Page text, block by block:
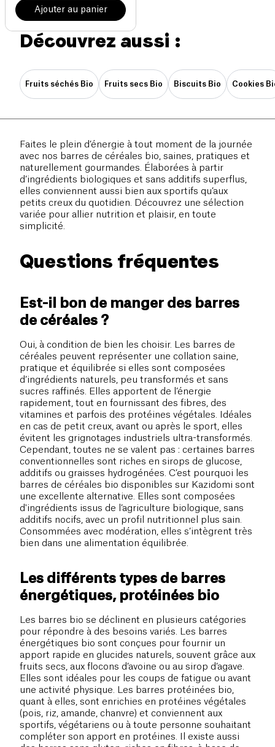
Ajouter au panier
Découvrez aussi :
Fruits séchés Bio Fruits secs Bio Biscuits Bio Cookies
Faites le plein d’énergie à tout moment de la journée
avec nos barres de céréales bio, saines, pratiques et
naturellement gourmandes. Élaborées à partir
d’ingrédients biologiques et sans additifs superflus,
elles conviennent aussi bien aux sportifs qu’aux
petits creux du quotidien. Découvrez une sélection
variée pour allier nutrition et plaisir, en toute
simplicité.
Questions fréquentes
Est-il bon de manger des barres
de céréales ?
Oui, à condition de bien les choisir. Les barres de
céréales peuvent représenter une collation saine,
pratique et équilibrée si elles sont composées
d’ingrédients naturels, peu transformés et sans
sucres raffinés. Elles apportent de l’énergie
rapidement, tout en fournissant des fibres, des
vitamines et parfois des protéines végétales. Idéales
en cas de petit creux, avant ou après le sport, elles
évitent les grignotages industriels ultra-transformés.
Cependant, toutes ne se valent pas : certaines barres
conventionnelles sont riches en sirops de glucose,
additifs ou graisses hydrogénées. C’est pourquoi les
barres de céréales bio disponibles sur Kazidomi sont
une excellente alternative. Elles sont composées
d'ingrédients issus de l’agriculture biologique, sans
additifs nocifs, avec un profil nutritionnel plus sain.
Consommées avec modération, elles s’intègrent très
bien dans une alimentation équilibrée.
Les différents types de barres
énergétiques, protéinées bio
Les barres bio se déclinent en plusieurs catégories
pour répondre à des besoins variés. Les barres
énergétiques bio sont conçues pour fournir un
apport rapide en glucides naturels, souvent grâce aux
fruits secs, aux flocons d’avoine ou au sirop d’agave.
Elles sont idéales pour les coups de fatigue ou avant
une activité physique. Les barres protéinées bio,
quant à elles, sont enrichies en protéines végétales
(pois, riz, amande, chanvre) et conviennent aux
sportifs, végétariens ou à toute personne souhaitant
compléter son apport en protéines. Il existe aussi